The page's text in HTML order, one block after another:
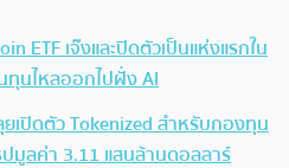
ETF เจ๊งและปิดตัวเป็นแห่งแรกใน
ทุนไหลออกไปฝั่ง AI
ยเปิดตัว Tokenized สำหรับกองทุน
ปมูลค่า 3.11 แสนล้านดอลลาร์